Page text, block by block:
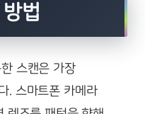
법
스캔은 가장
. 스마트폰 카메라